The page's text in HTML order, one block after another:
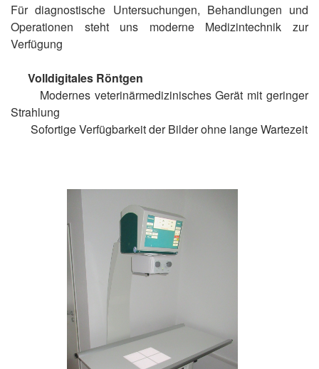
Für diagnostische Untersuchungen, Behandlungen und
Operationen steht uns moderne Medizintechnik zur
Verfügung
Volldigitales Röntgen
Modernes veterinärmedizinisches Gerät mit geringer
Strahlung
Sofortige Verfügbarkeit der Bilder ohne lange Wartezeit